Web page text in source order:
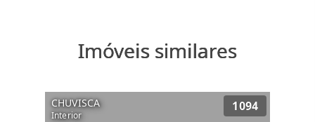
Imóveis similares
CHUVISCA
Interior
1094